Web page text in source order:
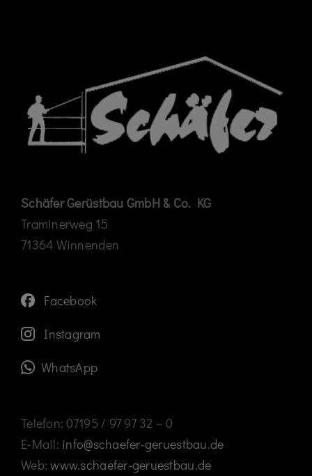
Schäfer Gerüstbau GmbH & Co. KG
Traminerweg 15
71364 Winnenden
Facebook
Instagram
WhatsApp
Telefon: 07195 / 97 97 32 – 0
E-Mail: info@schaefer-geruestbau.de
Web:www.schaefer-geruestbau.de